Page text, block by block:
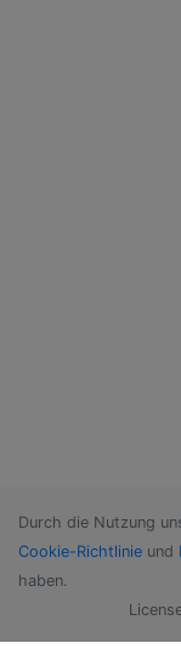
Durch die Nutzung
Cookie-Richtlinie und
haben.